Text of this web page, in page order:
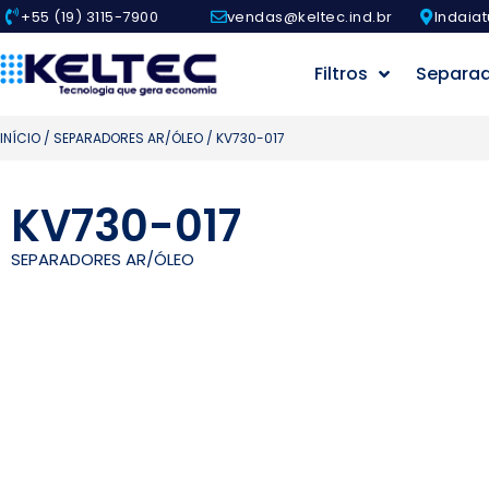
+55 (19) 3115-7900 vendas@keltec.ind.br
Filtros
INÍCIO / SEPARADORES AR/ÓLEO / KV730-017
KV730-017
SEPARADORES AR/ÓLEO